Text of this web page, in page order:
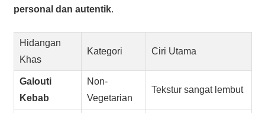
personal dan autentik.
Hidangan
Khas
Kategori Ciri Utama
Galouti
Kebab
Non-
Vegetarian
Tekstur sangat lembut